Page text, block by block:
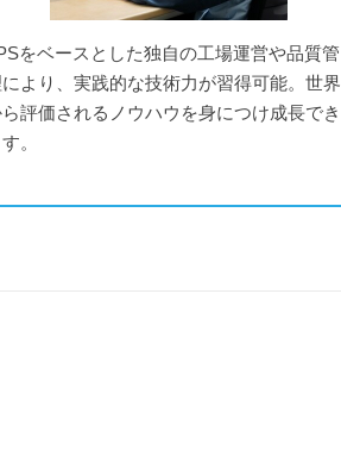
をベースとした独自の工場運営や品質管
より、実践的な技術力が習得可能。世界
評価されるノウハウを身につけ成長でき
。